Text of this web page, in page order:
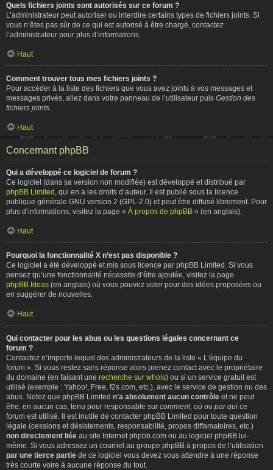
Quels fichiers joints sont autorisés sur ce forum ?
L’administrateur peut autoriser ou interdire certains types de fichiers joints. Si
vous n’êtes pas sûr de ce qui est autorisé à être chargé, contactez
l’administrateur pour plus d’informations.
Haut
Comment trouver tous mes fichiers joints ?
Pour accéder à la liste des fichiers que vous avez joints à vos messages et
messages privés, allez dans votre panneau de l’utilisateur puis Gestion des
fichiers joints
Haut
Concernant phpBB
Qui a développé ce logiciel de forum ?
Ce logiciel (dans sa version non modifiée) est développé et distribué par
phpBB Limited , qui en a les droits d’auteur. Il est publié sous la licence
publique générale GNU version 2 (GPL-2.0) et peut être diffusé librement. Pour
plus d’informations, visitez la page « À propos de phpBB » (en anglais).
Haut
Pourquoi la fonctionnalité X n’est pas disponible ?
Ce logiciel a été développé et mis sous licence par phpBB Limited. Si vous
pensez qu’une fonctionnalité nécessite d’être ajoutée, visitez la page
phpBB Ideas (en anglais) où vous pouvez voter pour des idées proposées ou
en suggérer de nouvelles.
Haut
Qui contacter pour les abus ou les questions légales concernant ce
forum ?
Contactez n’importe lequel des administrateurs de la liste « L’équipe du
forum ». Si vous restez sans réponse alors prenez contact avec le propriétaire
du domaine (en faisant une recherche sur whois) ou si un service gratuit est
utilisé (exemple : Yahoo!, Free, f2s.com, etc.), avec le service de gestion ou des
abus. Notez que phpBB Limited n’a absolument aucun contrôle et ne peut
être, en aucun cas, tenu pour responsable sur comment, où ou par qui ce
forum est utilisé. Il est inutile de contacter phpBB Limited pour toute question
légale (cessions et désistements, responsabilité, propos diffamatoires, etc.)
non directement liée au site Internet phpbb.com ou au logiciel phpBB lui-
même. Si vous adressez un courriel au groupe phpBB à propos de l’utilisation
par une tierce partie de ce logiciel vous devez vous attendre à une réponse
très courte voire à aucune réponse du tout.